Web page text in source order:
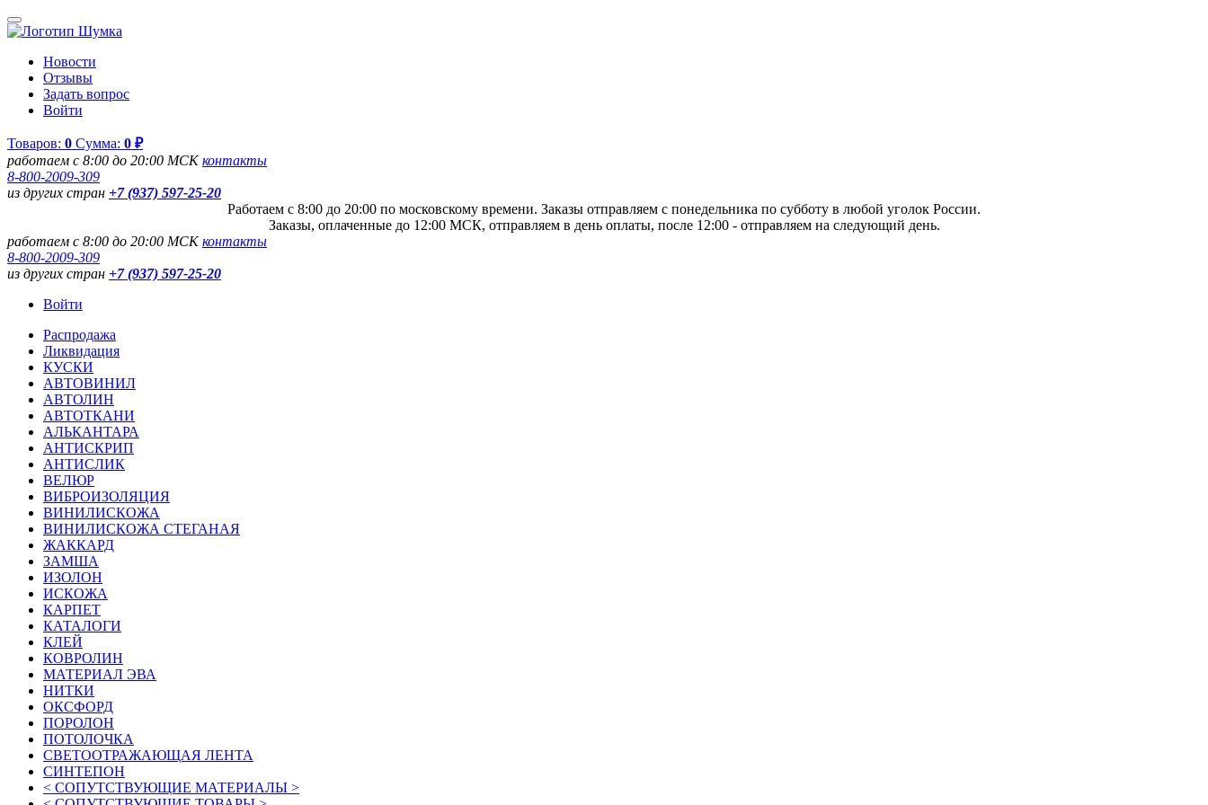
Новости
Отзывы
Задать вопрос
Войти
Товаров: 0 Сумма: 0 ₽
работаем с 8:00 до 20:00 МСКконтакты
8-800-2009-309
из других стран +7 (937) 597-25-20
Работаем с 8:00 до 20:00 по московскому времени. Заказы отправляем с понедельника по субботу в любой уголок России.
Заказы, оплаченные до 12:00 МСК, отправляем в день оплаты, после 12:00 - отправляем на следующий день.
работаем с 8:00 до 20:00 МСКконтакты
8-800-2009-309
из других стран +7 (937) 597-25-20
Войти
Распродажа
Ликвидация
КУСКИ
АВТОВИНИЛ
АВТОЛИН
АВТОТКАНИ
АЛЬКАНТАРА
АНТИСКРИП
АНТИСЛИК
ВЕЛЮР
ВИБРОИЗОЛЯЦИЯ
ВИНИЛИСКОЖА
ВИНИЛИСКОЖА СТЕГАНАЯ
ЖАККАРД
ЗАМША
ИЗОЛОН
ИСКОЖА
КАРПЕТ
КАТАЛОГИ
КЛЕЙ
КОВРОЛИН
МАТЕРИАЛ ЭВА
НИТКИ
ОКСФОРД
ПОРОЛОН
ПОТОЛОЧКА
СВЕТООТРАЖАЮЩАЯ ЛЕНТА
СИНТЕПОН
< СОПУТСТВУЮЩИЕ МАТЕРИАЛЫ >